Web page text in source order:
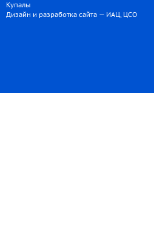
Купалы
Дизайн и разработка сайта — ИАЦ, ЦСО